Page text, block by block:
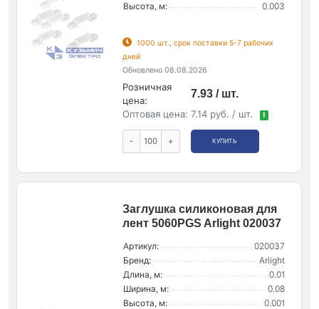
Высота, м:
0.003
1000 шт., срок поставки 5-7 рабочих
дней
Обновлено 08.08.2026
Розничная
цена:
7.93 / шт.
Оптовая цена: 7.14 руб. / шт. !
- + КУПИТЬ
Заглушка силиконовая для
лент 5060PGS Arlight 020037
Артикул:
020037
Бренд:
Arlight
Длина, м:
0.01
Ширина, м:
0.08
Высота, м:
0.001